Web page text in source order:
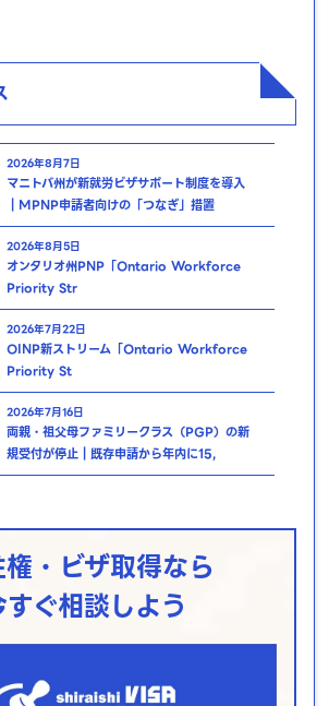
2026年8月7日
マニトバ州が新就労ビザサポート制度を導入
｜MPNP申請者向けの「つなぎ」措置
2026年8月5日
オンタリオ州PNP「Ontario Workforce
Priority Str
2026年7月22日
OINP新ストリーム「Ontario Workforce
Priority St
2026年7月16日
両親・祖父母ファミリークラス（PGP）の新
規受付が停止｜既存申請から年内に15,
・ビザ取得なら
ぐ相談しよう